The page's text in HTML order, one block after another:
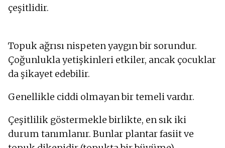
çeşitlidir.
Topuk ağrısı nispeten yaygın bir sorundur.
Çoğunlukla yetişkinleri etkiler, ancak çocuklar
da şikayet edebilir.
Genellikle ciddi olmayan bir temeli vardır.
Çeşitlilik göstermekle birlikte, en sık iki
durum tanımlanır. Bunlar plantar fasiit ve